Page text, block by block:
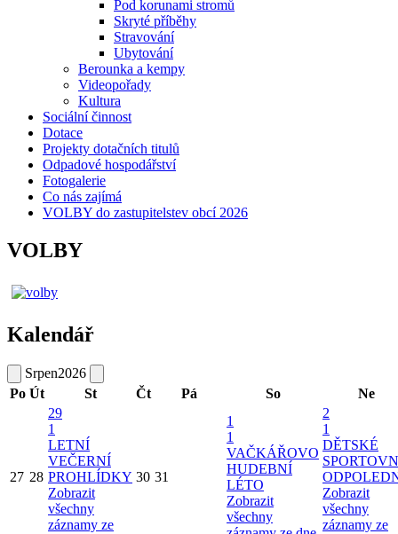
Pod korunami stromů
Skryté příběhy
Stravování
Ubytování
Berounka a kempy
Videopořady
Kultura
Sociální činnost
Dotace
Projekty dotačních titulů
Odpadové hospodářství
Fotogalerie
Co nás zajímá
VOLBY do zastupitelstev obcí 2026
VOLBY
Kalendář
Srpen2026
Po Út St Čt Pá So Ne
27 28
29
1
LETNÍ
VEČERNÍ
PROHLÍDKY
Zobrazit
všechny
záznamy ze
30 31
1
1
VAČKÁŘOVO
HUDEBNÍ
LÉTO
Zobrazit
všechny
2
1
DĚTSKÉ
Zobrazit
všechny
záznamy ze